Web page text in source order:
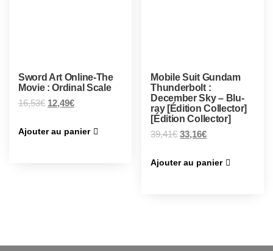
Sword Art Online-The
Movie : Ordinal Scale
16,53€ 12,49€
Ajouter au panier
Mobile Suit Gundam
Thunderbolt :
December Sky – Blu-
ray [Édition Collector]
[Édition Collector]
39,41€ 33,16€
Ajouter au panier